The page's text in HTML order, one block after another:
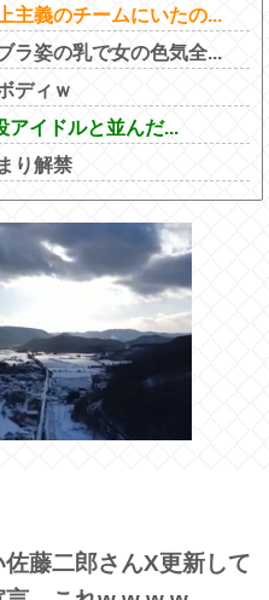
主義のチームにいたの...
ラ姿の乳で女の色気全...
ディｗ
アイドルと並んだ...
り解禁
佐藤二郎さんX更新して